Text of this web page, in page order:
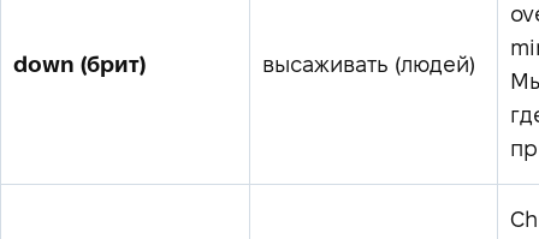
down (брит) высаживать (людей)